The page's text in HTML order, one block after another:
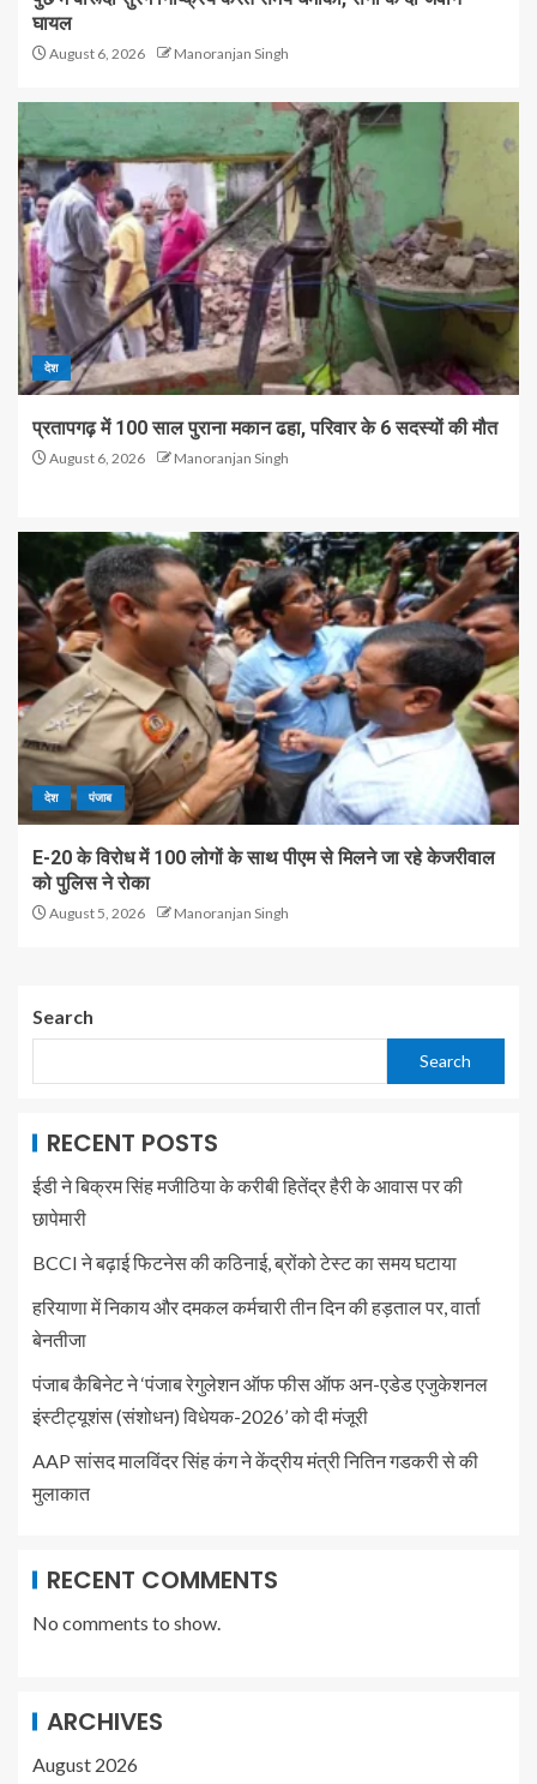
घायल
August 6, 2026 Manoranjan Singh
देश
प्रतापगढ़ में 100 साल पुराना मकान ढहा, परिवार के 6 सदस्यों की मौत
August 6, 2026 Manoranjan Singh
देश पंजाब
E-20 के विरोध में 100 लोगों के साथ पीएम से मिलने जा रहे केजरीवाल
को पुलिस ने रोका
August 5, 2026 Manoranjan Singh
Search
Search
RECENT POSTS
ईडी ने बिक्रम सिंह मजीठिया के करीबी हितेंद्र हैरी के आवास पर की
छापेमारी
BCCI ने बढ़ाई फिटनेस की कठिनाई, ब्रोंको टेस्ट का समय घटाया
हरियाणा में निकाय और दमकल कर्मचारी तीन दिन की हड़ताल पर, वार्ता
बेनतीजा
पंजाब कैबिनेट ने ‘पंजाब रेगुलेशन ऑफ फीस ऑफ अन-एडेड एजुकेशनल
इंस्टीट्यूशंस (संशोधन) विधेयक-2026’ को दी मंजूरी
AAP सांसद मालविंदर सिंह कंग ने केंद्रीय मंत्री नितिन गडकरी से की
मुलाकात
RECENT COMMENTS
No comments to show.
ARCHIVES
August 2026